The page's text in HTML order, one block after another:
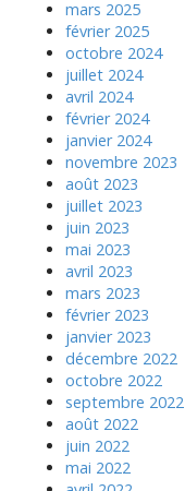
mars 2025
février 2025
octobre 2024
juillet 2024
avril 2024
février 2024
janvier 2024
novembre 2023
août 2023
juillet 2023
juin 2023
mai 2023
avril 2023
mars 2023
février 2023
janvier 2023
décembre 2022
octobre 2022
septembre 2022
août 2022
juin 2022
mai 2022